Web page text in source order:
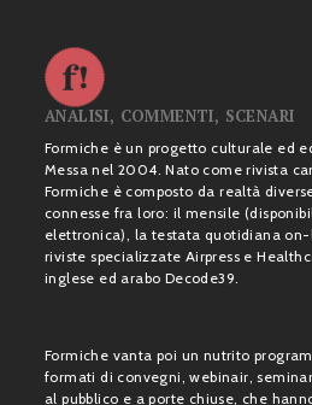
ANALISI, COMMENTI, SCENARI
Formiche è un progetto culturale ed
Messa nel 2004. Nato come rivista
Formiche è composto da realtà
connesse fra loro: il mensile
elettronica), la testata quotidiana
riviste specializzate Airpress e
inglese ed arabo Decode39.
Formiche vanta poi un nutrito
formati di convegni, webinair,
al pubblico e a porte chiuse, che